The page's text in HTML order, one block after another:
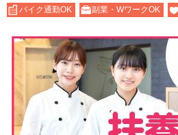
バイク通勤OK
副業・WワークOK